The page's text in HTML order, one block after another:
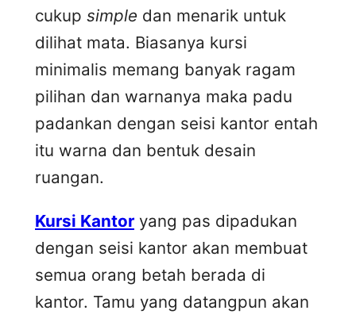
cukup simple dan menarik untuk
dilihat mata. Biasanya kursi
minimalis memang banyak ragam
pilihan dan warnanya maka padu
padankan dengan seisi kantor entah
itu warna dan bentuk desain
ruangan.
Kursi Kantor yang pas dipadukan
dengan seisi kantor akan membuat
semua orang betah berada di
kantor. Tamu yang datangpun akan